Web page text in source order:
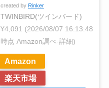
created by Rinker
TWINBIRD(ツインバード)
¥4,091 (2026/08/07 16:13:48
時点 Amazon調べ-詳細)
Amazon
楽天市場